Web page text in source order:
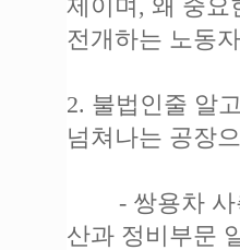
제이며, 왜 중요
전개하는 노동
2. 불법인줄 알
넘쳐나는 공장
- 쌍용차 사측
산과 정비부문